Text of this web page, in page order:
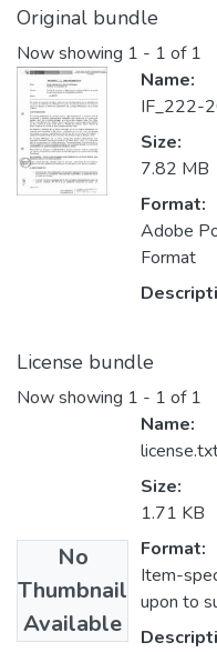
Original bundle
Now showing 1 - 1 of 1
Name:
IF_222-
Size:
7.82 MB
Format:
Adobe
Format
License bundle
Now showing 1 - 1 of 1
No
Thumbnail
Available
Name:
Size:
1.71 KB
Format:
Item-
upon to